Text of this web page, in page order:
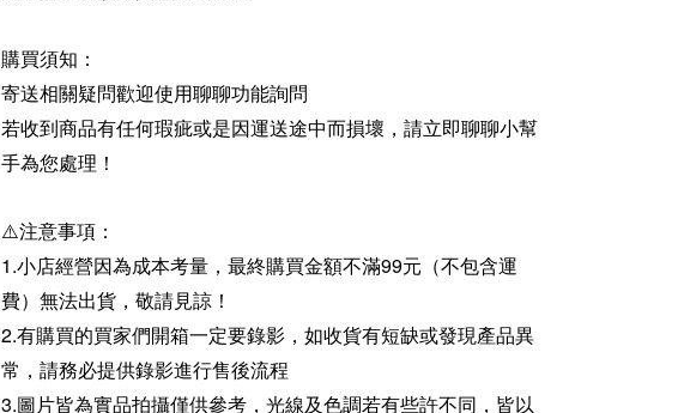
購買須知：
寄送相關疑問歡迎使用聊聊功能詢問
若收到商品有任何瑕疵或是因運送途中而損壞，請立即聊聊小幫
手為您處理！
⚠️注意事項：
1.小店經營因為成本考量，最終購買金額不滿99元（不包含運
費）無法出貨，敬請見諒！
2.有購買的買家們開箱一定要錄影，如收貨有短缺或發現產品異
常，請務必提供錄影進行售後流程
3.圖片皆為實品拍攝僅供參考，光線及色調若有些許不同，皆以